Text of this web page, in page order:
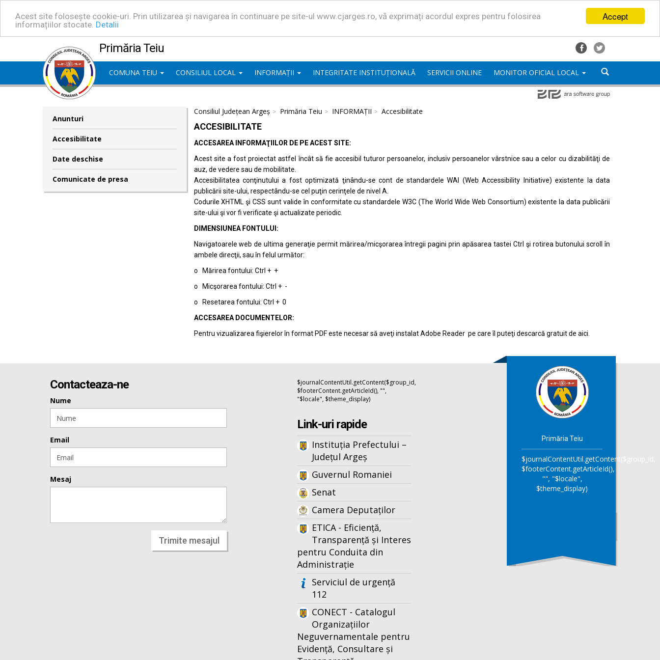
Accept
Acest site folosește cookie-uri. Prin utilizarea și navigarea în continuare pe site-ul www.cjarges.ro, vă exprimați acordul expres pentru folosirea
informațiilor stocate. Detalii
Primăria Teiu
COMUNA TEIU CONSILIUL LOCAL INFORMAȚII INTEGRITATE INSTITUȚIONALĂ SERVICII ONLINE MONITOR OFICIAL LOCAL
Anunturi
Accesibilitate
Date deschise
Comunicate de presa
Consiliul Județean Argeș Primăria Teiu INFORMAȚII Accesibilitate
ACCESIBILITATE
ACCESAREA INFORMAŢIILOR DE PE ACEST SITE:
Acest site a fost proiectat astfel încât să fie accesibil tuturor persoanelor, inclusiv persoanelor vârstnice sau a celor cu dizabilităţi de
auz, de vedere sau de mobilitate.
Accesibilitatea conţinutului a fost optimizată ţinându-se cont de standardeleWAI (Web Accessibility Initiative) existente la data
publicării site-ului, respectându-se cel puţin cerinţele de nivel A.
Codurile XHTML şi CSS sunt valide în conformitate cu standardeleW3C (The World Wide Web Consortium) existente la data publicării
site-ului şi vor fi verificate şi actualizate periodic.
DIMENSIUNEA FONTULUI:
Navigatoarele web de ultima generaţie permit mărirea/micşorarea întregii pagini prin apăsarea tastei Ctrl şi rotirea butonului scroll în
ambele direcţii, sau în felul următor:
o Mărirea fontului: Ctrl + +
o Micşorarea fontului: Ctrl + -
o Resetarea fontului: Ctrl + 0
ACCESAREA DOCUMENTELOR:
Pentru vizualizarea fişierelor în format PDF este necesar să aveţi instalat Adobe Reader pe care îl puteţi descarcă gratuit de aici.
Contacteaza-ne
Nume
Email
Mesaj
Trimite mesajul
$journalContentUtil.getContent($group_id,
$footerContent.getArticleId(), "",
"$locale", $theme_display)
Link-uri rapide
Instituția Prefectului –
Județul Argeș
Guvernul Romaniei
Senat
Camera Deputaților
ETICA - Eficiență,
Transparență și Interes
pentru Conduita din
Administrație
Serviciul de urgență
112
CONECT - Catalogul
Organizațiilor
Neguvernamentale pentru
Evidență, Consultare și
Primăria Teiu
$journalContentUtil.getContent($group_id,
$footerContent.getArticleId(),
"", "$locale",
$theme_display)